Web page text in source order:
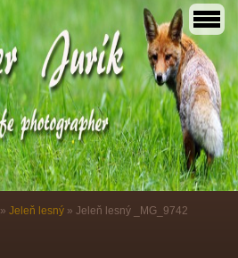
» Jeleň lesný » Jeleň lesný _MG_9742